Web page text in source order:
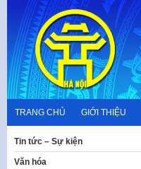
content
TRANG CHỦ GIỚI THIỆU
Tin tức – Sự kiện
Văn hóa